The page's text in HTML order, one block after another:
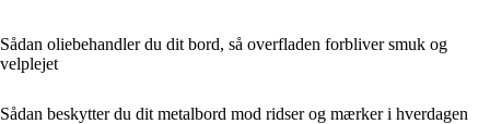
Sådan oliebehandler du dit bord, så overfladen forbliver smuk og
velplejet
Sådan beskytter du dit metalbord mod ridser og mærker i hverdagen